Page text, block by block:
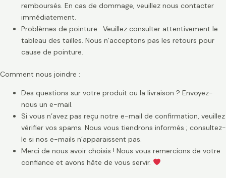
remboursés. En cas de dommage, veuillez nous contacter
immédiatement.
Problèmes de pointure : Veuillez consulter attentivement le
tableau des tailles. Nous n’acceptons pas les retours pour
cause de pointure.
Comment nous joindre :
Des questions sur votre produit ou la livraison ? Envoyez-
nous un e-mail.
Si vous n’avez pas reçu notre e-mail de confirmation, veuillez
vérifier vos spams. Nous vous tiendrons informés ; consultez-
le si nos e-mails n’apparaissent pas.
Merci de nous avoir choisis ! Nous vous remercions de votre
confiance et avons hâte de vous servir.